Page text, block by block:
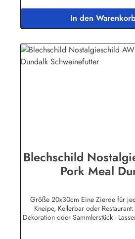
Lebensdauer ist damit garantiert. Wir
lizensierte Werbeschilder. Nicht
Hersteller hat seine Metallschilder
Industrie BPPM
In den Warenkorb
Blechschild
Pork Meal
Größe 20x30cm Eine Zierde für
Kneipe, Kellerbar oder
Dekoration oder Sammlerstück -